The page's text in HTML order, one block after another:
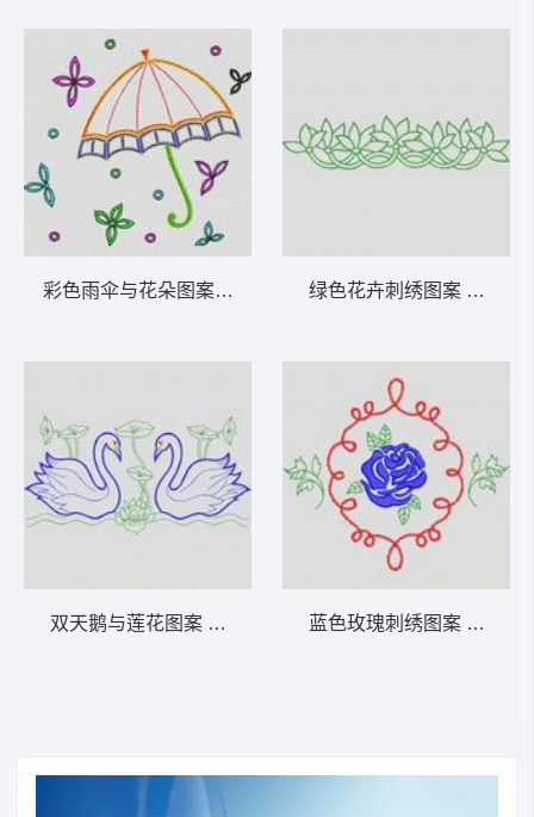
彩色雨伞与花朵图案 植物花型
双天鹅与莲花图案 植物花型
绿色花卉刺绣图案 植物花
蓝色玫瑰刺绣图案 植物花